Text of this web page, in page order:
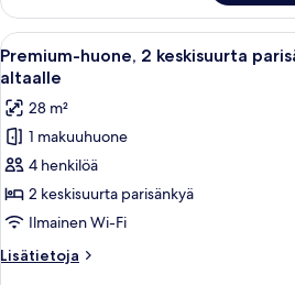
suuri
parisänky,
piha-
alue
Avaa
kaikki
huonetyypin
Premium-
huone,
2
keskisuurta
parisänkyä,
näköala
uima-
5
Premium-huone, 2 keskisuurta
altaalle
28 m²
1 makuuhuone
4 henkilöä
2 keskisuurta parisänkyä
Ilmainen Wi-Fi
Lisätietoja
Lisätietoja